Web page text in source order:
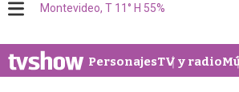
u
Montevideo, T 11° H 55%
PersonajesTV y radio